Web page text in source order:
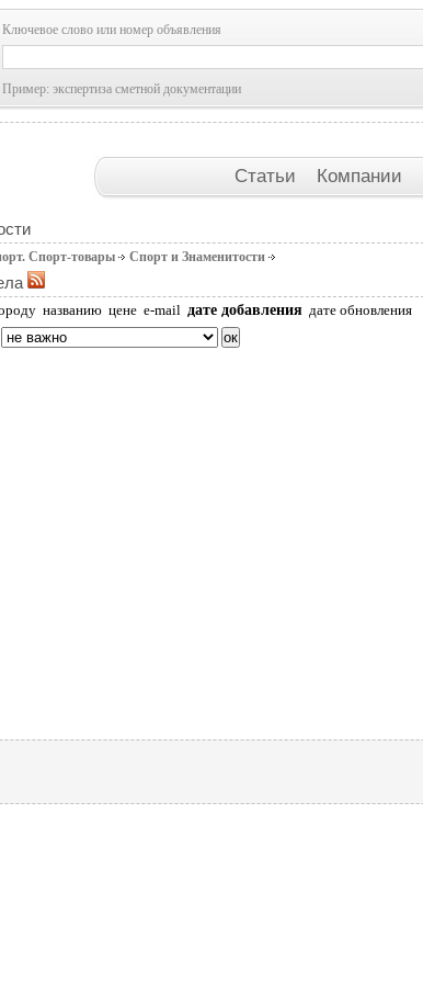
Ключевое слово или номер объявления
Пример: экспертиза сметной документации
Статьи Компании
Спорт-товары Спорт и Знаменитости
названию цене e-mail дате добавления дате обновления